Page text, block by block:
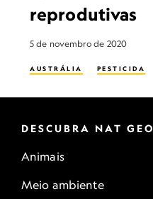
reprodutivas
5 de novembro de 2020
AUSTRÁLIA PESTICIDA
DESCUBRA NAT GEO
Animais
Meio ambiente